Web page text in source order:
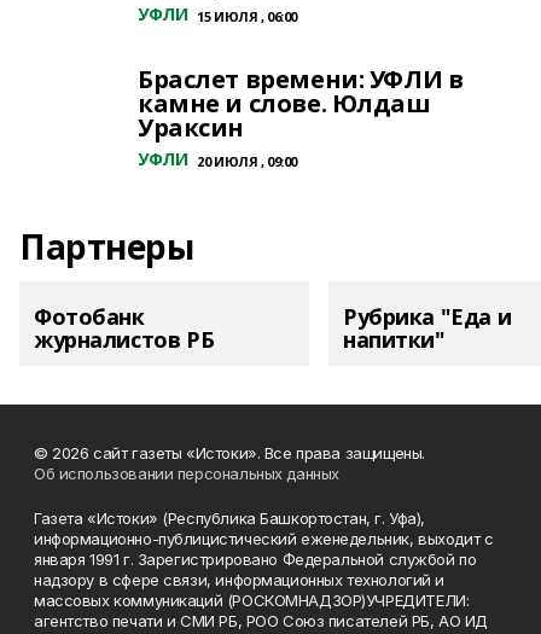
УФЛИ 15 ИЮЛЯ , 06:00
Браслет времени: УФЛИ в
камне и слове. Юлдаш
Ураксин
УФЛИ 20 ИЮЛЯ , 09:00
Партнеры
Фотобанк
журналистов РБ
Рубрика "Еда и
напитки"
© 2026 сайт газеты «Истоки». Все права защищены.
Об использовании персональных данных
Газета «Истоки» (Республика Башкортостан, г. Уфа),
информационно-публицистический еженедельник, выходит с
января 1991 г. Зарегистрировано Федеральной службой по
надзору в сфере связи, информационных технологий и
массовых коммуникаций (РОСКОМНАДЗОР)УЧРЕДИТЕЛИ:
агентство печати и СМИ РБ, РОО Союз писателей РБ, АО ИД